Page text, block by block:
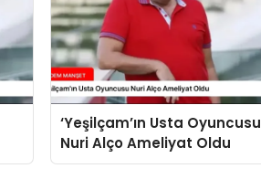
‘Yeşilçam’ın Usta Oyuncusu
Nuri Alço Ameliyat Oldu